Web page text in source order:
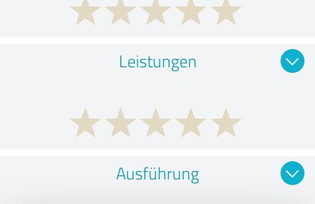
Leistungen
Ausführung